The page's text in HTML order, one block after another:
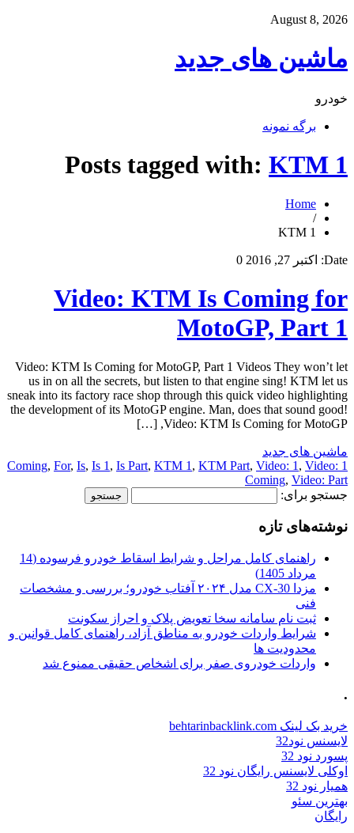
August 8, 2026
ماشین های جدید
خودرو
برگه نمونه
Posts tagged with: KTM 1
Home
/
KTM 1
Date: اکتبر 27, 2016 0
Video: KTM Is Coming for
MotoGP, Part 1
Video: KTM Is Coming for MotoGP, Part 1 Videos They won’t let
us in on all the secrets, but listen to that engine sing! KTM let us
sneak into its factory race shop through this quick video highlighting
the development of its MotoGP engine. Man, does that sound good!
Video: KTM Is Coming for MotoGP, […]
ماشین های جدید
1 Coming
, For, Is, Is 1 , Is Part, KTM 1 , KTM Part, Video: 1 , Video:
Coming, Video: Part
جستجو برای:
نوشته‌های تازه
راهنمای کامل مراحل و شرایط اسقاط خودرو فرسوده (14
مرداد 1405)
مزدا CX-30 مدل ۲۰۲۴ آفتاب خودرو؛ بررسی و مشخصات
فنی
ثبت نام سامانه سخا تعویض پلاک و احراز سکونت
شرایط واردات خودرو به مناطق آزاد، راهنمای کامل قوانین و
محدودیت ها
واردات خودروی صفر برای اشخاص حقیقی ممنوع شد
.
خرید بک لینک behtarinbacklink.com
لایسنس نود32
پسورد نود 32
اوکلی لایسنس رایگان نود 32
همیار نود 32
بهترین سئو
رایگان